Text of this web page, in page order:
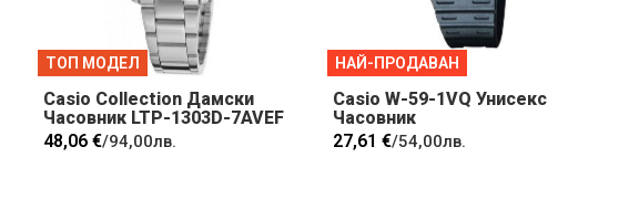
ТОП МОДЕЛ
Casio Collection Дамски
Часовник LTP-1303D-7AVEF
48,06 €/94,00лв.
НАЙ-ПРОДАВАН
Casio W-59-1VQ Унисекс
Часовник
27,61 €/54,00лв.